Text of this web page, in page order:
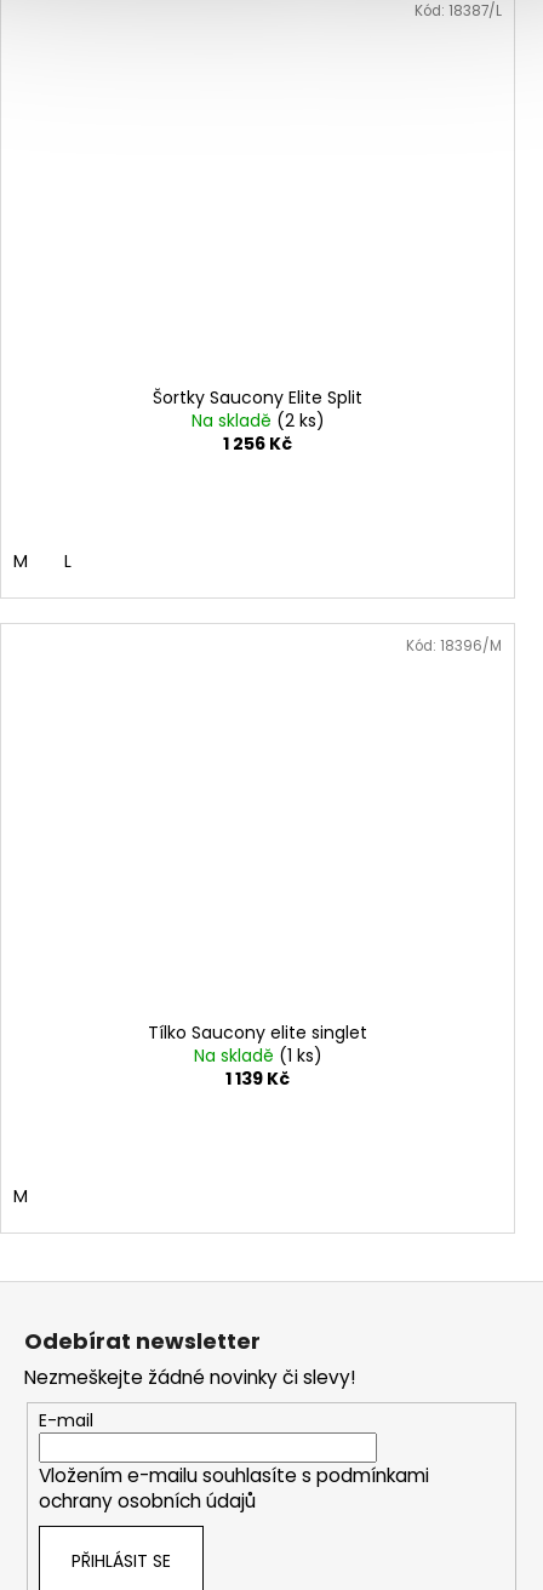
Šortky Saucony Elite Split
Na skladě (2 ks)
1 256 Kč
M L
Kód: 18387/L
Tílko Saucony elite singlet
Na skladě (1 ks)
1 139 Kč
M
Kód: 18396/M
Odebírat newsletter
Nezmeškejte žádné novinky či slevy!
E-mail
Vložením e-mailu souhlasíte s podmínkami
ochrany osobních údajů
PŘIHLÁSIT SE